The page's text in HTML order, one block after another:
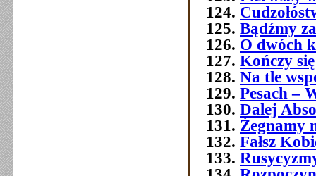
Bądźmy
O dwóch
Kończy
Na tle
Pesach –
Dalej
Żegnamy
Fałsz